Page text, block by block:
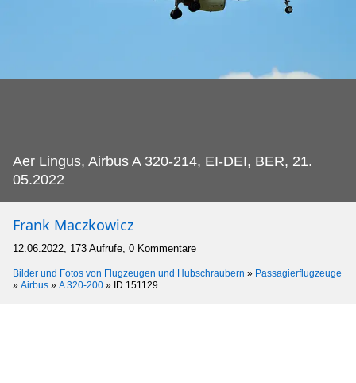
Aer Lingus, Airbus A 320-214, EI-DEI, BER, 21.
05.2022
Frank Maczkowicz
12.06.2022, 173 Aufrufe, 0 Kommentare
Bilder und Fotos von Flugzeugen und Hubschraubern » Passagierflugzeuge
» Airbus » A 320-200 » ID 151129